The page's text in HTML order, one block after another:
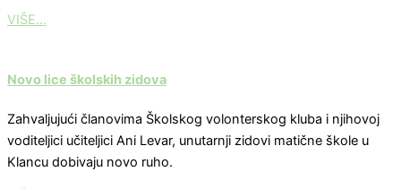
VIŠE...
Novo lice školskih zidova
Zahvaljujući članovima Školskog volonterskog kluba i njihovoj
voditeljici učiteljici Ani Levar, unutarnji zidovi matične škole u
Klancu dobivaju novo ruho.